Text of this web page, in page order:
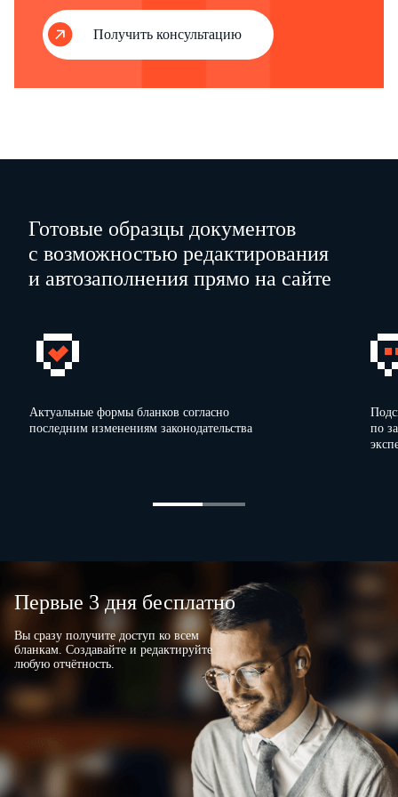
Печать
Документы согласно описи
№
… от … 200 … г.
ОБРАЗЕЦ ПОДПИСИ
ОБРАЗЕЦ
(подпись) (подпись)
Получить консультацию
Готовые образцы документов
с возможностью редактирования
и автозаполнения прямо на сайте
Актуальные формы бланков согласно
последним изменениям законодательства
по
Первые 3 дня бесплатно
Вы сразу получите доступ ко всем
бланкам. Создавайте и редактируйте
любую отчётность.